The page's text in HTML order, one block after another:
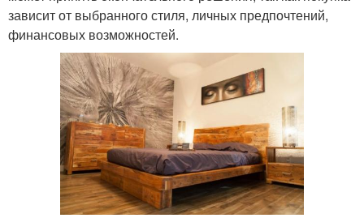
зависит от выбранного стиля, личных предпочтений,
финансовых возможностей.